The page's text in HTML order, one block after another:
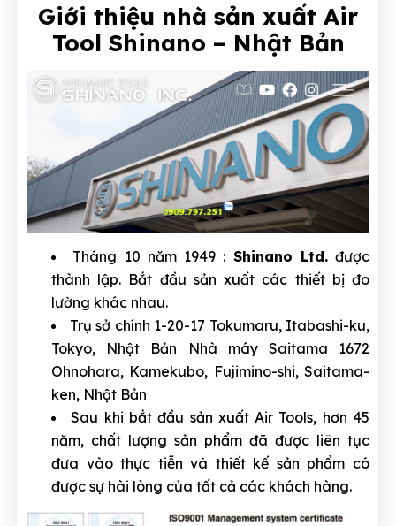
Giới thiệu nhà sản xuất Air
Tool Shinano – Nhật Bản
Tháng 10 năm 1949 : Shinano Ltd.được
thành lập. Bắt đầu sản xuất các thiết bị đo
lường khác nhau.
Trụ sở chính 1-20-17 Tokumaru, Itabashi-ku,
Tokyo, Nhật Bản Nhà máy Saitama 1672
Ohnohara, Kamekubo, Fujimino-shi, Saitama-
ken, Nhật Bản
Sau khi bắt đầu sản xuất Air Tools, hơn 45
năm, chất lượng sản phẩm đã được liên tục
đưa vào thực tiễn và thiết kế sản phẩm có
được sự hài lòng của tất cả các khách hàng.